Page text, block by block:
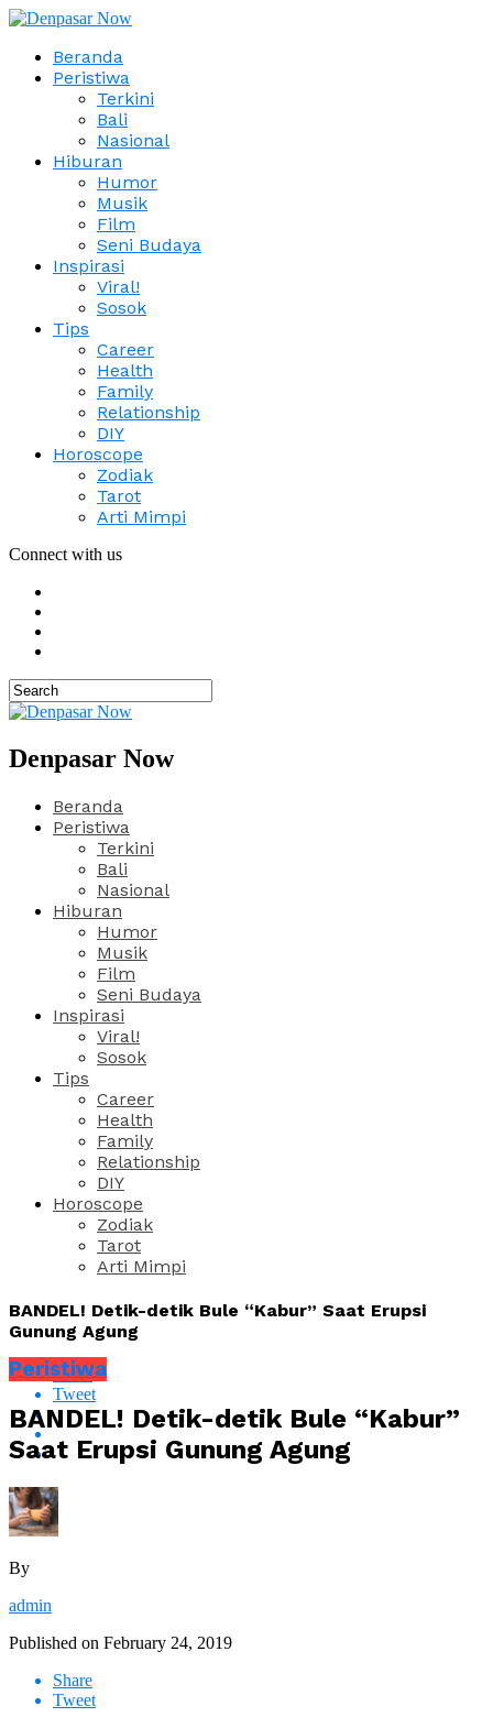
Beranda
Peristiwa
Terkini
Bali
Nasional
Hiburan
Humor
Musik
Film
Seni Budaya
Inspirasi
Viral!
Sosok
Tips
Career
Health
Family
Relationship
DIY
Horoscope
Zodiak
Tarot
Arti Mimpi
Connect with us
Denpasar Now
Beranda
Peristiwa
Terkini
Bali
Nasional
Hiburan
Humor
Musik
Film
Seni Budaya
Inspirasi
Viral!
Sosok
Tips
Career
Health
Family
Relationship
DIY
Horoscope
Zodiak
Tarot
Arti Mimpi
BANDEL! Detik-detik Bule “Kabur” Saat Erupsi
Gunung Agung
Share
Tweet
Peristiwa
BANDEL! Detik-detik Bule “Kabur”
Saat Erupsi Gunung Agung
By
admin
Published on February 24, 2019
Share
Tweet